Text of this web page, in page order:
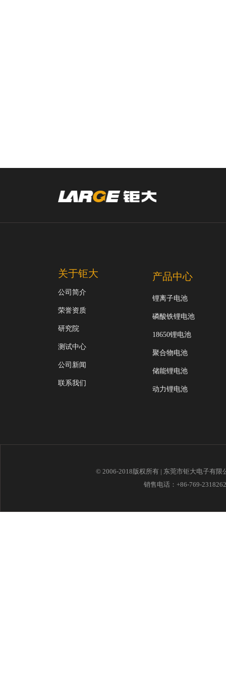
关于钜大
公司简介
荣誉资质
研究院
测试中心
公司新闻
联系我们
产品中心
锂离子电池
磷酸铁锂电池
18650锂电池
聚合物电池
储能锂电池
动力锂电池
© 2006-2018版权所有 | 东莞市钜大电子有
销售电话：+86-769-